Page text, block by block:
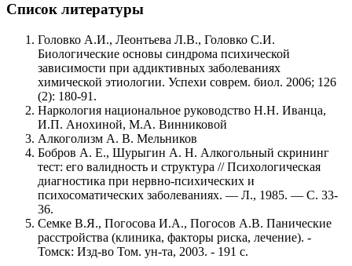
Список литературы
Головко А.И., Леонтьева Л.В., Головко С.И.
Биологические основы синдрома психической
зависимости при аддиктивных заболеваниях
химической этиологии. Успехи соврем. биол. 2006; 126
(2): 180-91.
Наркология национальное руководство Н.Н. Иванца,
И.П. Анохиной, М.А. Винниковой
Алкоголизм А. В. Мельников
Бобров А. Е., Шурыгин А. Н. Алкогольный скрининг
тест: его валидность и структура // Психологическая
диагностика при нервно-психических и
психосоматических заболеваниях. — Л., 1985. — С. 33-
36.
Семке В.Я., Погосова И.А., Погосов А.В. Панические
расстройства (клиника, факторы риска, лечение). -
Томск: Изд-во Том. ун-та, 2003. - 191 с.